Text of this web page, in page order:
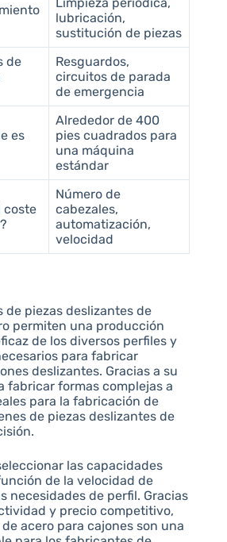
lubricación,
sustitución de piezas
de
Resguardos,
circuitos de parada
de emergencia
es
Alrededor de 400
pies cuadrados para
una máquina
estándar
coste
Número de
cabezales,
automatización,
velocidad
de piezas deslizantes de
permiten una producción
de los diversos perfiles y
para fabricar
deslizantes. Gracias a su
fabricar formas complejas a
para la fabricación de
de piezas deslizantes de
las capacidades
de la velocidad de
necesidades de perfil. Gracias
y precio competitivo,
acero para cajones son una